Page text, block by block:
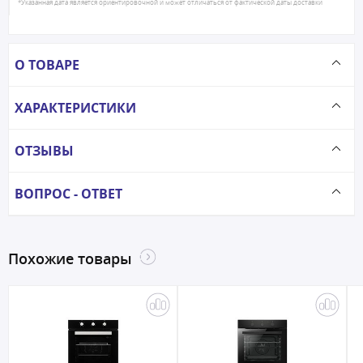
*Указанная дата является ориентировочной и может отличаться от фактической даты доставки
О ТОВАРЕ
ХАРАКТЕРИСТИКИ
ОТЗЫВЫ
ВОПРОС - ОТВЕТ
Похожие товары